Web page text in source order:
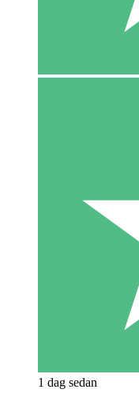
1 dag sedan